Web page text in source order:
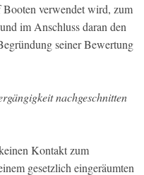
Booten verwendet wird, zum
im Anschluss daran den
seiner Bewertung
nachgeschnitten
Kontakt zum
gesetzlich eingeräumten